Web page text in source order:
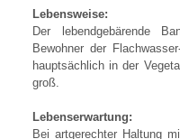
Lebensweise:
Der lebendgebärende
Bewohner der
hauptsächlich in der
groß.
Lebenserwartung:
Bei artgerechter Haltung